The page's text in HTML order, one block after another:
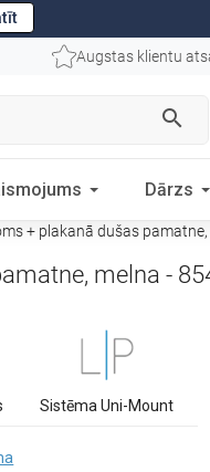
Augstas klientu
search
Dārzs
+ plakanā dušas
melna -
Sistēma Uni-Mount